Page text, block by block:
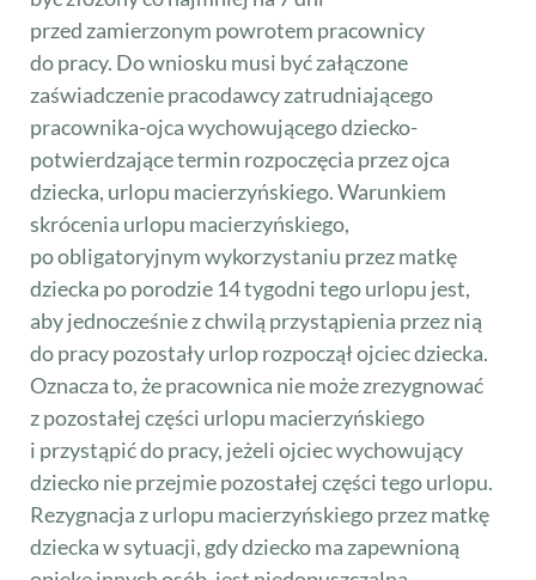
przed zamierzonym powrotem pracownicy
do pracy. Do wniosku musi być załączone
zaświadczenie pracodawcy zatrudniającego
pracownika-ojca wychowującego dziecko-
potwierdzające termin rozpoczęcia przez ojca
dziecka, urlopu macierzyńskiego. Warunkiem
skrócenia urlopu macierzyńskiego,
po obligatoryjnym wykorzystaniu przez matkę
dziecka po porodzie 14 tygodni tego urlopu jest,
aby jednocześnie z chwilą przystąpienia przez nią
do pracy pozostały urlop rozpoczął ojciec dziecka.
Oznacza to, że pracownica nie może zrezygnować
z pozostałej części urlopu macierzyńskiego
i przystąpić do pracy, jeżeli ojciec wychowujący
dziecko nie przejmie pozostałej części tego urlopu.
Rezygnacja z urlopu macierzyńskiego przez matkę
dziecka w sytuacji, gdy dziecko ma zapewnioną